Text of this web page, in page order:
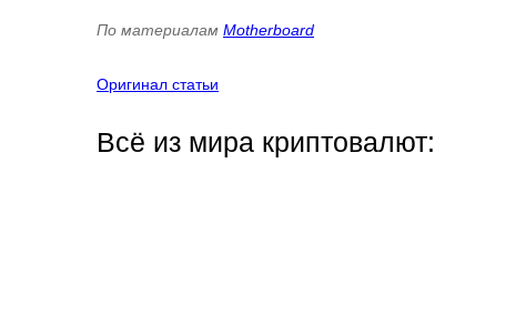
По материалам Motherboard
Оригинал статьи
Всё из мира криптовалют: